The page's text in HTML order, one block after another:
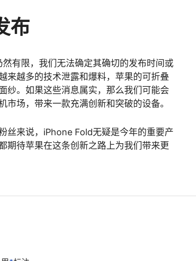
布
有限，我们无法确定其确切的发布时间或
来越多的技术泄露和爆料，苹果的可折叠
纱。如果这些消息属实，那么我们可能会
场，带来一款充满创新和突破的设备。
丝来说，iPhone Fold无疑是今年的重要产
期待苹果在这条创新之路上为我们带来更